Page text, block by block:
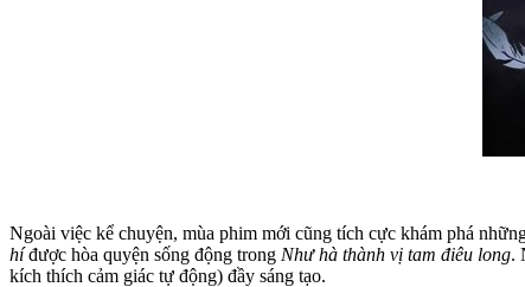
Ngoài việc kể chuyện, mùa phim mới cũng tích cực khám phá
híđược hòa quyện sống động trong Như hà thành vị tam điêu long.
kích thích cảm giác tự động) đầy sáng tạo.